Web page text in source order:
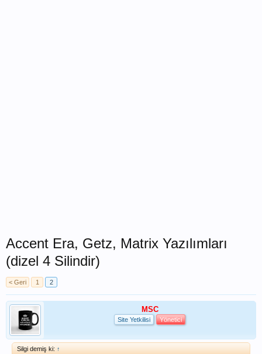
Accent Era, Getz, Matrix Yazılımları
(dizel 4 Silindir)
< Geri 1 2
MSC
Site Yetkilisi Yönetici
Silgi demiş ki: ↑